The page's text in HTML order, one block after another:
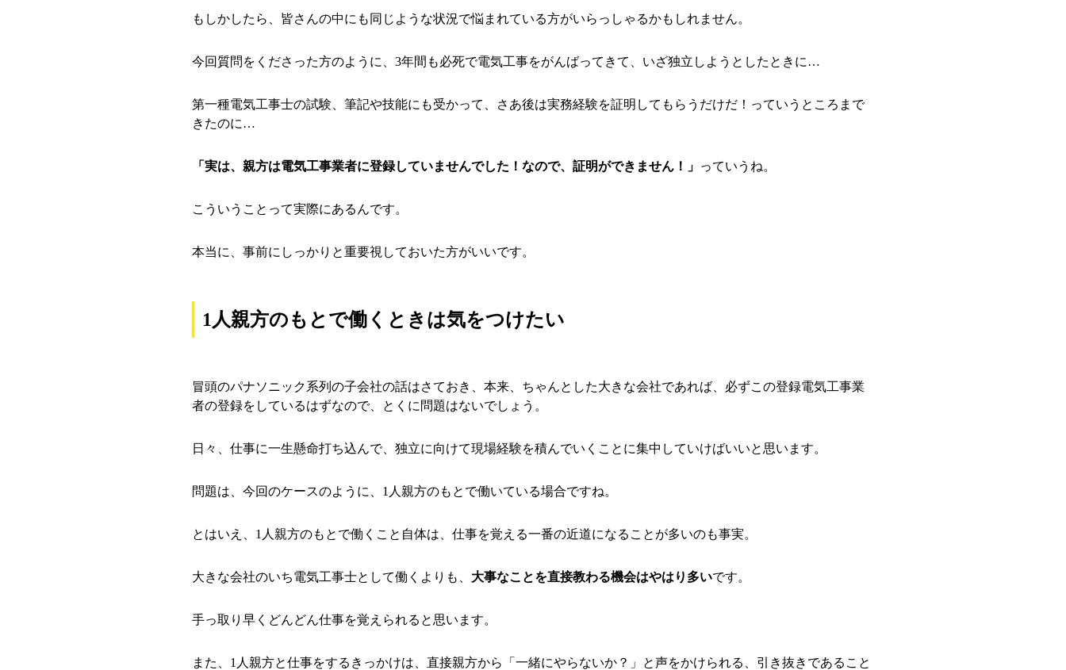
もしかしたら、皆さんの中にも同じような状況で悩まれている方がいらっしゃるかもしれません。
今回質問をくださった方のように、3年間も必死で電気工事をがんばってきて、いざ独立しようとしたときに…
第一種電気工事士の試験、筆記や技能にも受かって、さあ後は実務経験を証明してもらうだけだ！っていうところまで
きたのに…
「実は、親方は電気工事業者に登録していませんでした！なので、証明ができません！」 っていうね。
こういうことって実際にあるんです。
本当に、事前にしっかりと重要視しておいた方がいいです。
1人親方のもとで働くときは気をつけたい
冒頭のパナソニック系列の子会社の話はさておき、本来、ちゃんとした大きな会社であれば、必ずこの登録電気工事業
者の登録をしているはずなので、とくに問題はないでしょう。
日々、仕事に一生懸命打ち込んで、独立に向けて現場経験を積んでいくことに集中していけばいいと思います。
問題は、今回のケースのように、1人親方のもとで働いている場合ですね。
とはいえ、1人親方のもとで働くこと自体は、仕事を覚える一番の近道になることが多いのも事実。
大きな会社のいち電気工事士として働くよりも、 大事なことを直接教わる機会はやはり多いです。
手っ取り早くどんどん仕事を覚えられると思います。
また、1人親方と仕事をするきっかけは、直接親方から「一緒にやらないか？」と声をかけられる、引き抜きであること